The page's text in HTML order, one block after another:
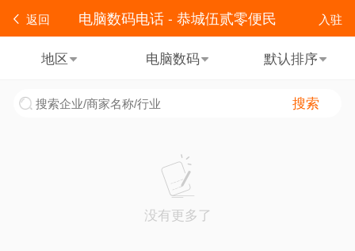
返回 入驻
电脑数码电话 - 恭城伍贰零便民
地区 电脑数码 默认排序
搜索
没有更多了